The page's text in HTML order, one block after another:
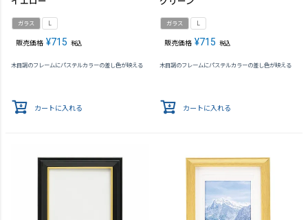
ガラス L
販売価格 ¥715 税込
木目調のフレームにパステルカラーの差し色が映える
カートに入れる
ガラス L
販売価格 ¥715 税込
木目調のフレームにパステルカラーの差し色が映える
カートに入れる